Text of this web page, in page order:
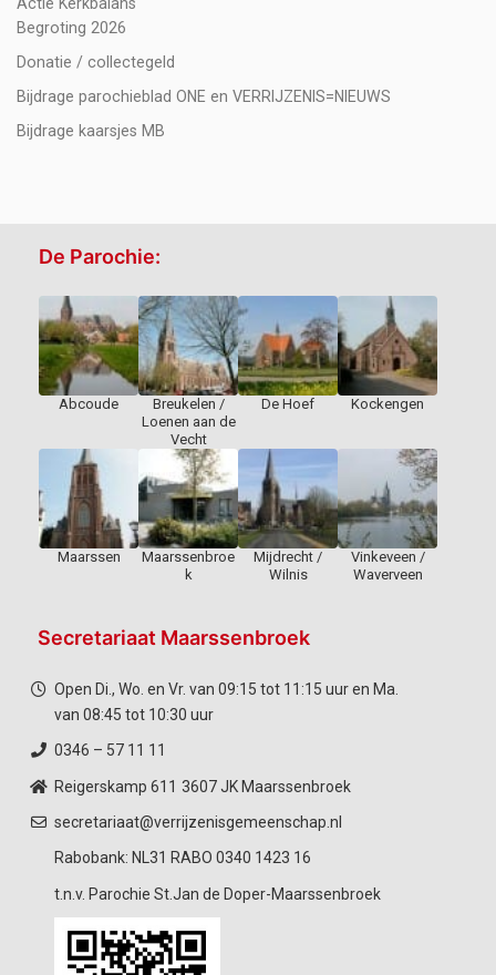
Actie Kerkbalans
Begroting 2026
Donatie / collectegeld
Bijdrage parochieblad ONE en VERRIJZENIS=NIEUWS
Bijdrage kaarsjes MB
De Parochie:
Abcoude
Breukelen /
Loenen aan de
Vecht
De Hoef Kockengen
Maarssen
Maarssenbroe
k
Mijdrecht /
Wilnis
Vinkeveen /
Waverveen
Secretariaat Maarssenbroek
Open Di., Wo. en Vr. van 09:15 tot 11:15 uur en Ma.
van 08:45 tot 10:30 uur
0346 – 57 11 11
Reigerskamp 611 3607 JK Maarssenbroek
secretariaat@verrijzenisgemeenschap.nl
Rabobank: NL31 RABO 0340 1423 16
t.n.v. Parochie St.Jan de Doper-Maarssenbroek